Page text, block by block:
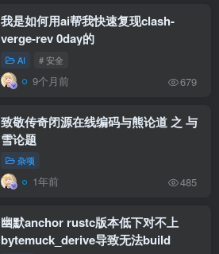
我是如何用ai帮我快速复现clash-
verge-rev 0day的
AI # 安全
9个月前 679
致敬传奇闭源在线编码与熊论道 之 与
雪论题
杂项
1年前 485
幽默anchor rustc版本低下对不上
bytemuck_derive导致无法build